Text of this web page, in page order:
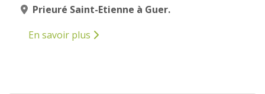
Prieuré Saint-Etienne à Guer.
En savoir plus